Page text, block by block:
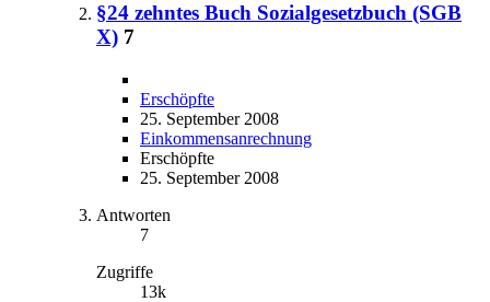
§24 zehntes Buch Sozialgesetzbuch (SGB
X) 7
Erschöpfte
25. September 2008
Einkommensanrechnung
Erschöpfte
25. September 2008
Antworten
7
Zugriffe
13k